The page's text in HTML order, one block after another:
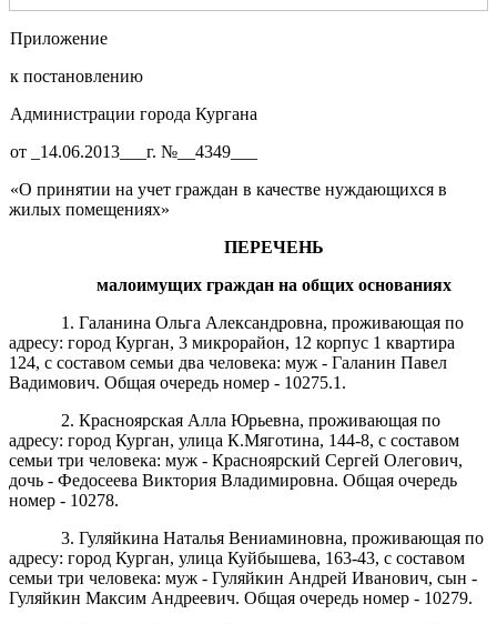
Приложение
к постановлению
Администрации города Кургана
от _14.06.2013___г. №__4349___
«О принятии на учет граждан в качестве нуждающихся в
жилых помещениях»
ПЕРЕЧЕНЬ
малоимущих граждан на общих основаниях
1. Галанина Ольга Александровна, проживающая по
адресу: город Курган, 3 микрорайон, 12 корпус 1 квартира
124, с составом семьи два человека: муж - Галанин Павел
Вадимович. Общая очередь номер - 10275.1.
2. Красноярская Алла Юрьевна, проживающая по
адресу: город Курган, улица К.Мяготина, 144-8, с составом
семьи три человека: муж - Красноярский Сергей Олегович,
дочь - Федосеева Виктория Владимировна. Общая очередь
номер - 10278.
3. Гуляйкина Наталья Вениаминовна, проживающая по
адресу: город Курган, улица Куйбышева, 163-43, с составом
семьи три человека: муж - Гуляйкин Андрей Иванович, сын -
Гуляйкин Максим Андреевич. Общая очередь номер - 10279.